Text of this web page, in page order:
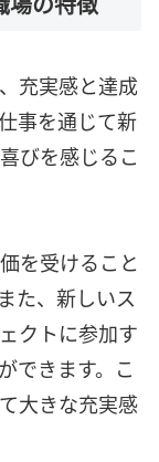
充実感と達成
事を通じて新
びを感じるこ
を受けること
た、新しいス
クトに参加す
できます。こ
大きな充実感